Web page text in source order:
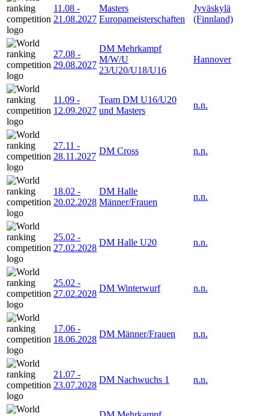
11.08 -
21.08.2027
Masters
Europameisterschaften
Jyväskylä
(Finnland)
27.08 -
29.08.2027
DM Mehrkampf
M/W/U
23/U20/U18/U16
Hannover
11.09 -
12.09.2027
Team DM U16/U20
und Masters
n.n.
27.11 -
28.11.2027
DM Cross n.n.
18.02 -
20.02.2028
DM Halle
Männer/Frauen
n.n.
25.02 -
27.02.2028
DM Halle U20 n.n.
25.02 -
27.02.2028
DM Winterwurf n.n.
17.06 -
18.06.2028
DM Männer/Frauen n.n.
21.07 -
23.07.2028
DM Nachwuchs 1 n.n.